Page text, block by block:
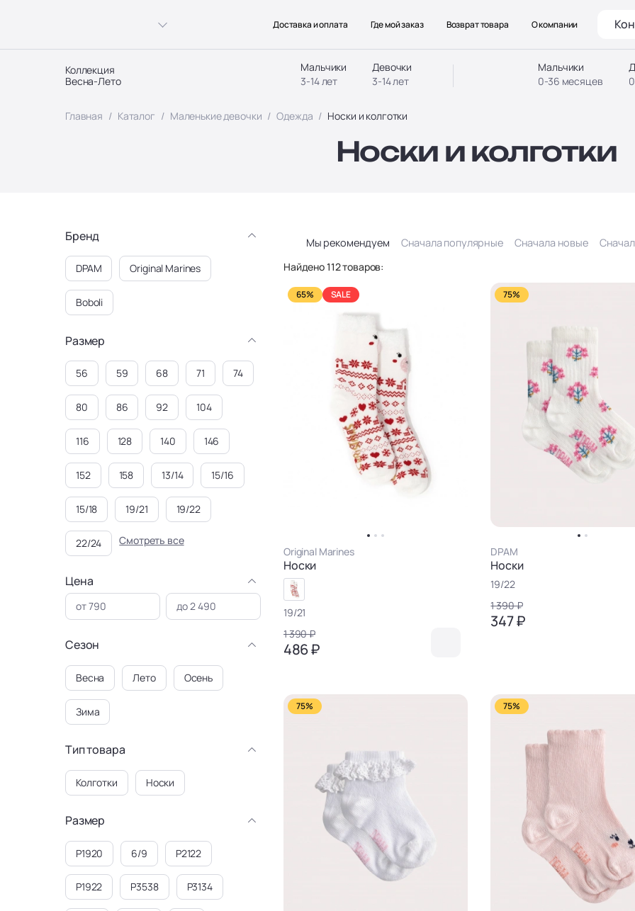
Коллекция
Весна-Лето
Мальчики
3-14 лет
Девочки
3-14 лет
Мальчики
0-36 месяцев
Доставка и оплата Где мой заказ Возврат товара О компании
Главная Каталог Маленькие девочки Одежда Носки и колготки
Носки и колготки
Бренд
DPAM Original Marines
Boboli
Размер
56 59 68 71 74
80 86 92 104
116 128 140 146
152 158 13/14 15/16
15/18 19/21 19/22
22/24 Смотреть все
Цена
Сезон
Весна Лето Осень
Зима
Тип товара
Колготки Носки
Размер
P1920 6/9 P2122
P1922 P3538 P3134
Мы рекомендуем Сначала популярные Сначала новые
Найдено 112 товаров:
65% SALE
Original Marines
Носки
19/21
1 390 ₽
486 ₽
75%
DPAM
Носки
19/22
1 390 ₽
347 ₽
75% 75%